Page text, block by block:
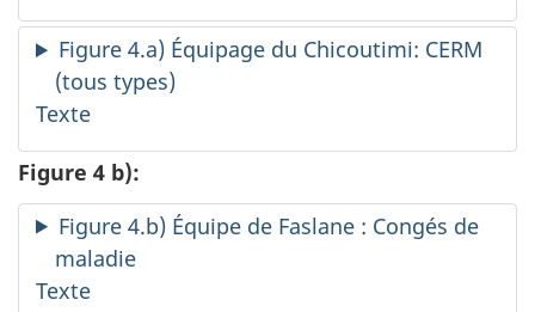
Figure 4.a) Équipage du Chicoutimi: CERM
(tous types)
Texte
Figure 4 b):
Figure 4.b) Équipe de Faslane : Congés de
maladie
Texte